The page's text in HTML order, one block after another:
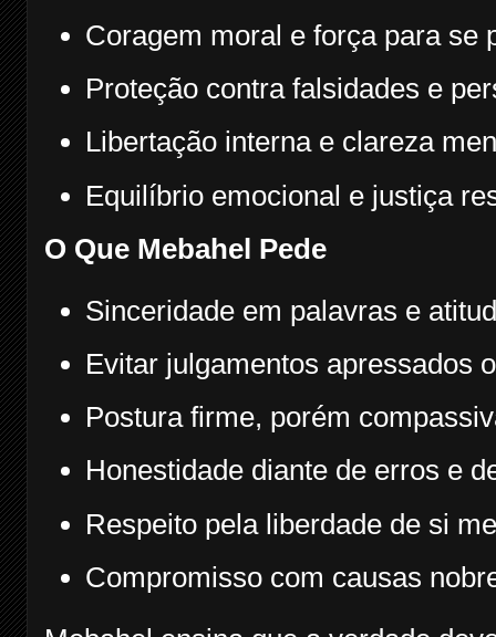
Coragem moral e força para se
Proteção contra falsidades e
Libertação interna e clareza
Equilíbrio emocional e justiça
O Que Mebahel Pede
Sinceridade em palavras e
Evitar julgamentos apressados
Postura firme, porém
Honestidade diante de erros e
Respeito pela liberdade de si
Compromisso com causas